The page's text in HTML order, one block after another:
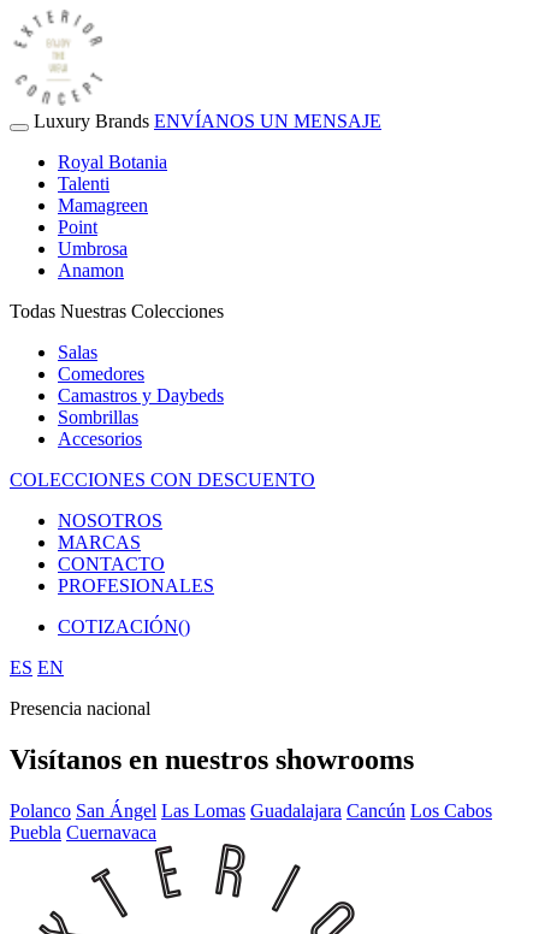
Luxury Brands ENVÍANOS UN MENSAJE
Royal Botania
Talenti
Mamagreen
Point
Umbrosa
Anamon
Todas Nuestras Colecciones
Salas
Comedores
Camastros y Daybeds
Sombrillas
Accesorios
COLECCIONES CON DESCUENTO
NOSOTROS
MARCAS
CONTACTO
PROFESIONALES
COTIZACIÓN()
ES EN
Presencia nacional
Visítanos en nuestros showrooms
Polanco San Ángel Las Lomas Guadalajara Cancún Los Cabos
Puebla Cuernavaca